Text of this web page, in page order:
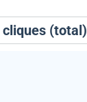
cliques (total)